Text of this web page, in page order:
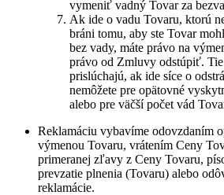
vymeniť vadný Tovar za
Ak ide o vadu Tovaru, ktorú
bráni tomu, aby ste Tovar
bez vady, máte právo na
právo od Zmluvy odstúpiť.
prislúchajú, ak ide síce o
nemôžete pre opätovné
alebo pre väčší počet vád
Reklamáciu vybavíme odovzdaním
výmenou Tovaru, vrátením Ceny
primeranej zľavy z Ceny Tovaru,
prevzatie plnenia (Tovaru) alebo
reklamácie.